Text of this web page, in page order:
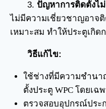
3. ปัญหาการติดตั้งไ
ไม่มีความเชี่ยวชาญอาจติ
เหมาะสม ทำให้ประตูเกิ
วิธีแก้ไข:
ใช้ช่างที่มีความชำน
ตั้งประตู WPC โดยเฉ
ตรวจสอบอุปกรณ์ประ